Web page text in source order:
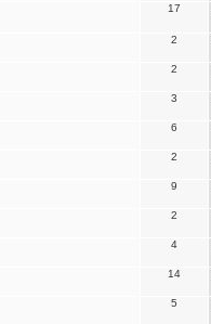
17
2
2
3
6
2
9
2
4
14
5